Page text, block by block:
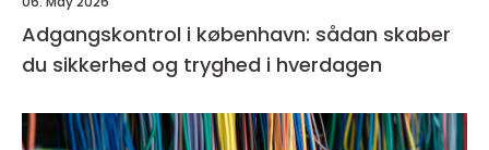
Adgangskontrol i københavn: sådan skaber
du sikkerhed og tryghed i hverdagen